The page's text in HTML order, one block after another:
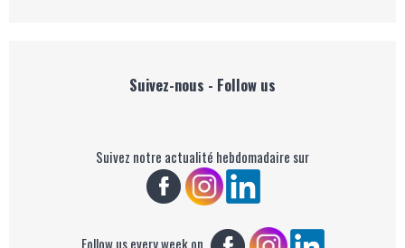
Suivez-nous - Follow us
Suivez notre actualité hebdomadaire sur
Follow us every week on